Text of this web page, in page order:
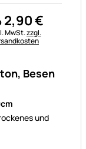
Besen
und
2,90€
MwSt.zzgl.